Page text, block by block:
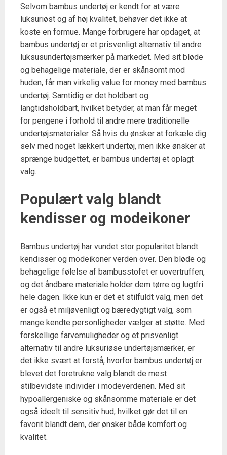
Selvom bambus undertøj er kendt for at være
luksuriøst og af høj kvalitet, behøver det ikke at
koste en formue. Mange forbrugere har opdaget, at
bambus undertøj er et prisvenligt alternativ til andre
luksusundertøjsmærker på markedet. Med sit bløde
og behagelige materiale, der er skånsomt mod
huden, får man virkelig value for money med bambus
undertøj. Samtidig er det holdbart og
langtidsholdbart, hvilket betyder, at man får meget
for pengene i forhold til andre mere traditionelle
undertøjsmaterialer. Så hvis du ønsker at forkæle dig
selv med noget lækkert undertøj, men ikke ønsker at
sprænge budgettet, er bambus undertøj et oplagt
valg.
Populært valg blandt
kendisser og modeikoner
Bambus undertøj har vundet stor popularitet blandt
kendisser og modeikoner verden over. Den bløde og
behagelige følelse af bambusstofet er uovertruffen,
og det åndbare materiale holder dem tørre og lugtfri
hele dagen. Ikke kun er det et stilfuldt valg, men det
er også et miljøvenligt og bæredygtigt valg, som
mange kendte personligheder vælger at støtte. Med
forskellige farvemuligheder og et prisvenligt
alternativ til andre luksuriøse undertøjsmærker, er
det ikke svært at forstå, hvorfor bambus undertøj er
blevet det foretrukne valg blandt de mest
stilbevidste individer i modeverdenen. Med sit
hypoallergeniske og skånsomme materiale er det
også ideelt til sensitiv hud, hvilket gør det til en
favorit blandt dem, der ønsker både komfort og
kvalitet.